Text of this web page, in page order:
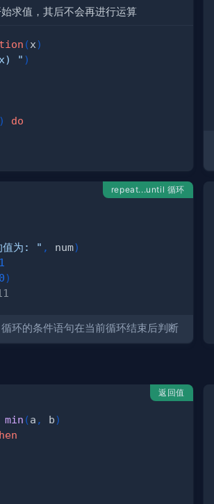
求值，其后不会再进行运算
(x)
" )
)
do
repeat...until 循环
值为: " , num)
1
)
循环的条件语句在当前循环结束后判断
返回值
min (a , b)